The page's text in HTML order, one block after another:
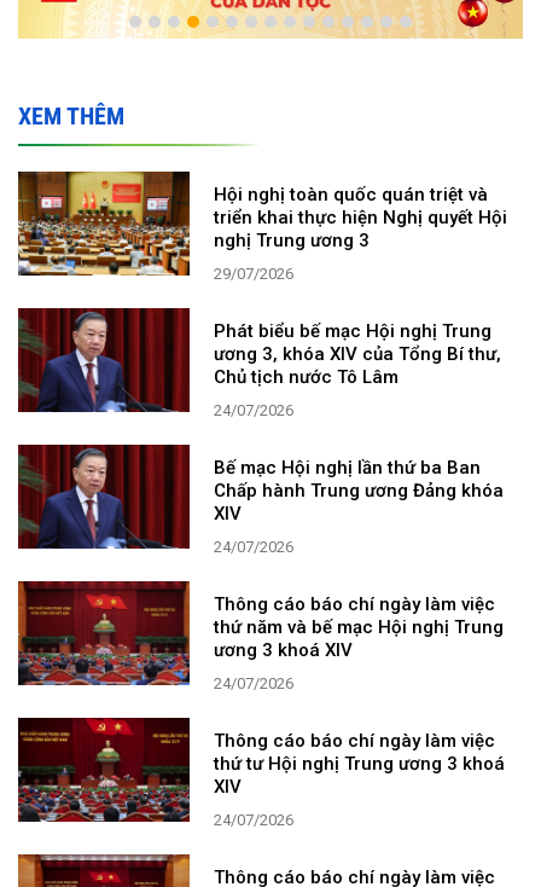
XEM THÊM
Hội nghị toàn quốc quán triệt và
triển khai thực hiện Nghị quyết Hội
nghị Trung ương 3
29/07/2026
Phát biểu bế mạc Hội nghị Trung
ương 3, khóa XIV của Tổng Bí thư,
Chủ tịch nước Tô Lâm
24/07/2026
Bế mạc Hội nghị lần thứ ba Ban
Chấp hành Trung ương Đảng khóa
XIV
24/07/2026
Thông cáo báo chí ngày làm việc
thứ năm và bế mạc Hội nghị Trung
ương 3 khoá XIV
24/07/2026
Thông cáo báo chí ngày làm việc
thứ tư Hội nghị Trung ương 3 khoá
XIV
24/07/2026
Thông cáo báo chí ngày làm việc